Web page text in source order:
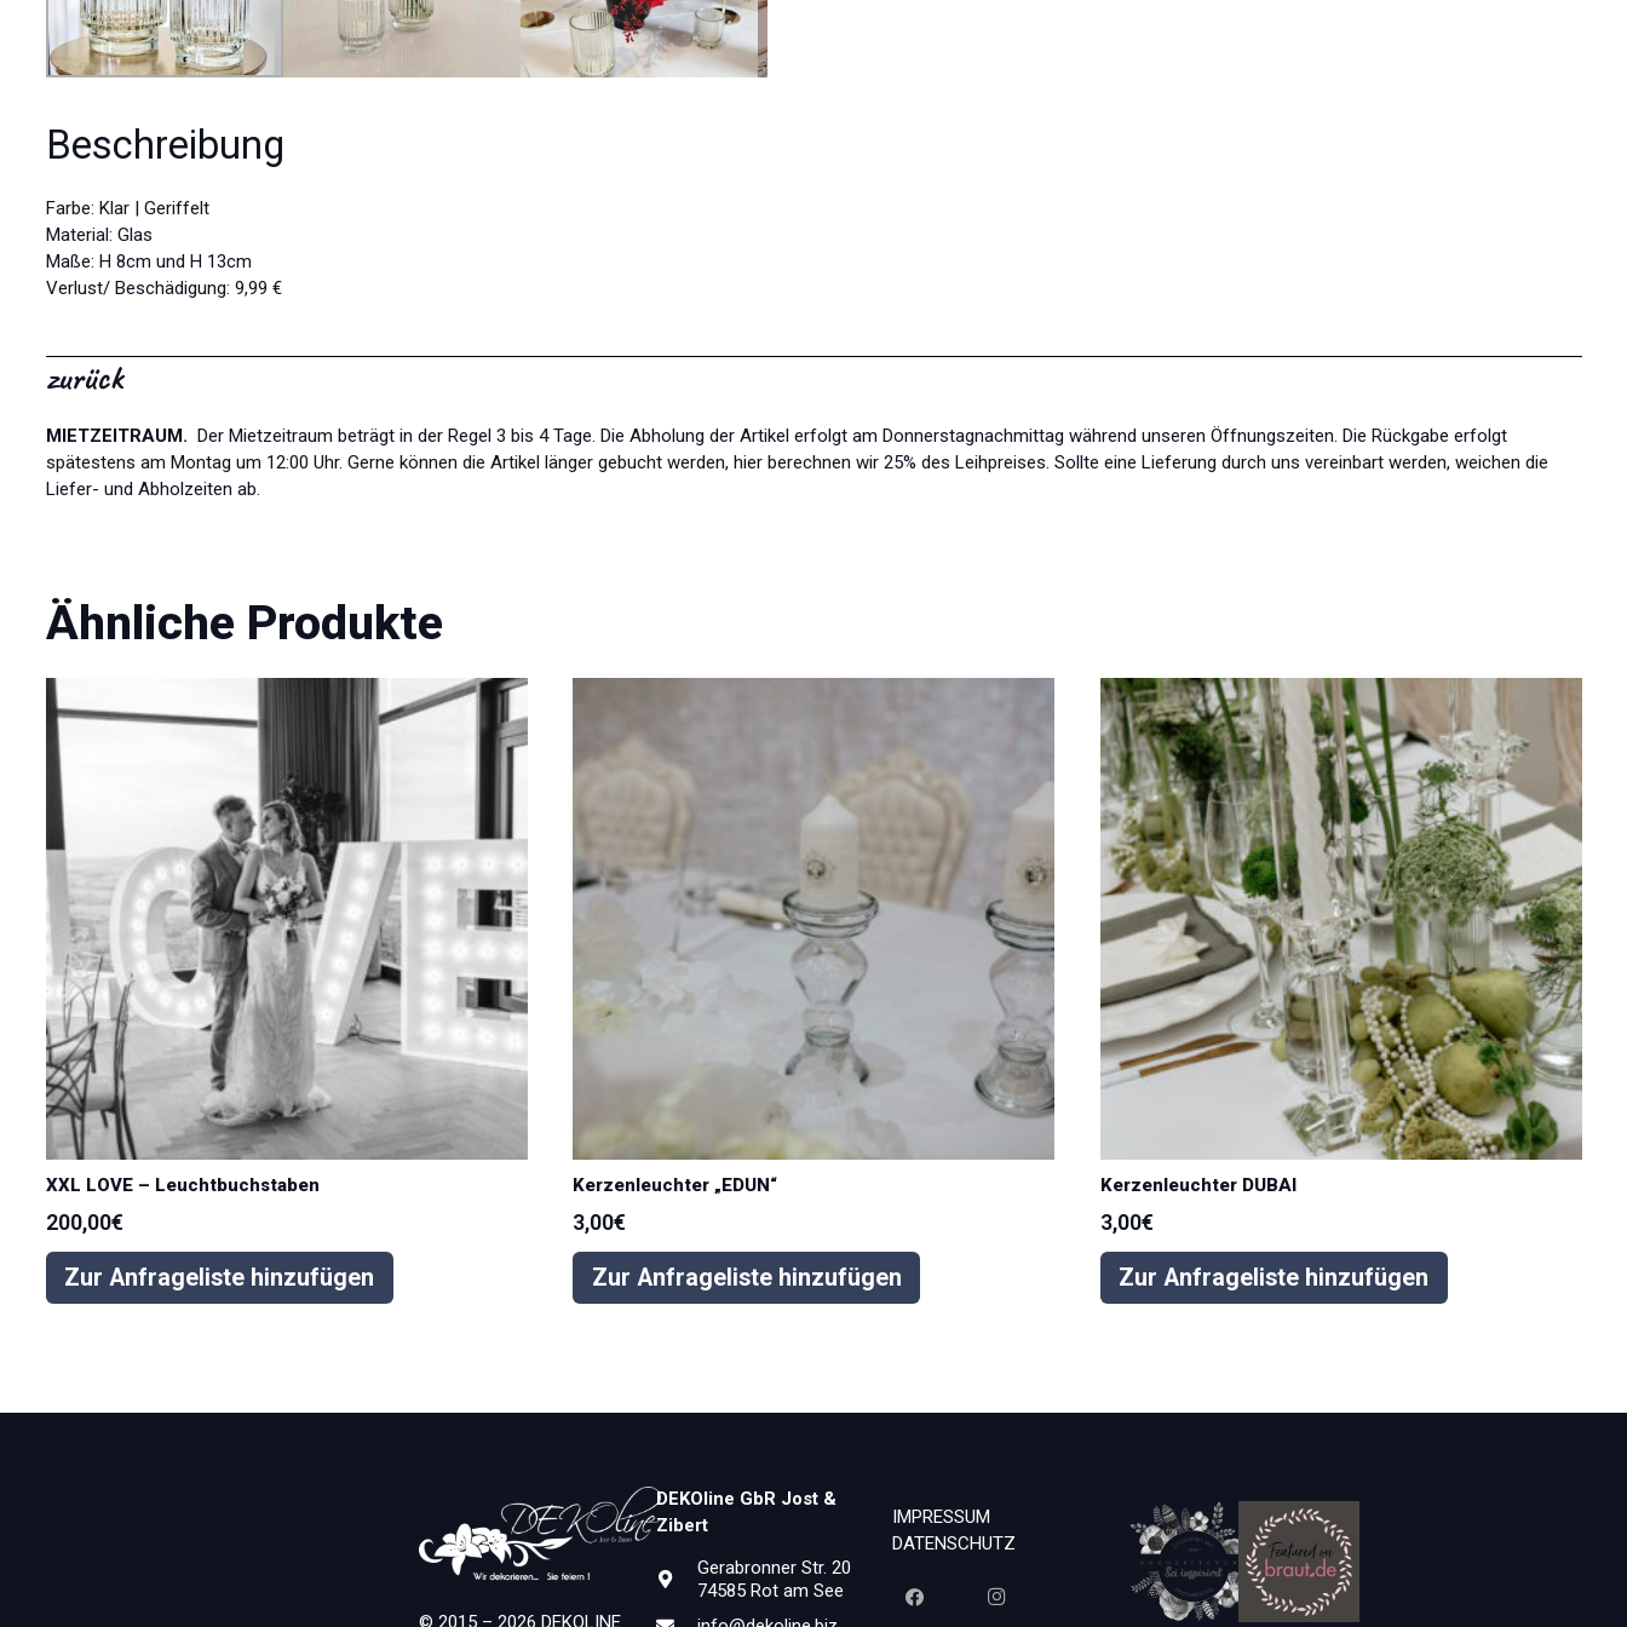
Beschreibung
Farbe: Klar | Geriffelt
Material: Glas
Maße: H 8cm und H 13cm
Verlust/ Beschädigung: 9,99 €
zurück
MIETZEITRAUM. Der Mietzeitraum beträgt in der Regel 3 bis 4 Tage. Die Abholung der Artikel erfolgt am Donnerstagnachmittag während unseren Öffnungszeiten. Die Rückgabe erfolgt
spätestens am Montag um 12:00 Uhr. Gerne können die Artikel länger gebucht werden, hier berechnen wir 25% des Leihpreises. Sollte eine Lieferung durch uns vereinbart werden, weichen die
Liefer- und Abholzeiten ab.
Ähnliche Produkte
XXL LOVE – Leuchtbuchstaben
200,00€
Zur Anfrageliste hinzufügen
Kerzenleuchter „EDUN“
3,00€
Zur Anfrageliste hinzufügen
Kerzenleuchter DUBAI
3,00€
Zur Anfrageliste hinzufügen
© 2015 – 2026 DEKOLINE
DEKOline GbR Jost &
Zibert
Gerabronner Str. 20
74585 Rot am See
IMPRESSUM
DATENSCHUTZ